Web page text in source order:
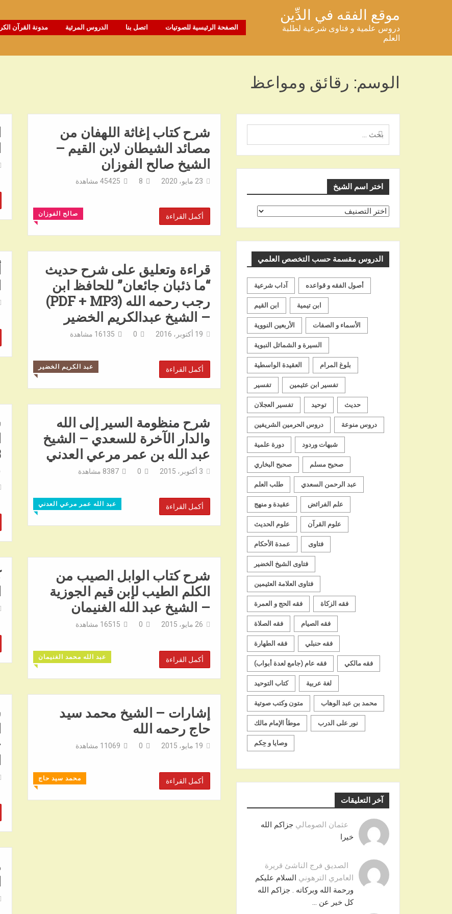
موقع الفقه في الدِّين
دروس علمية و فتاوى شرعية لطلبة
العلم
الصفحة الرئيسية للصوتيات اتصل بنا الدروس المرئية مدونة القرآن
الوسم: رقائق ومواعظ
شرح كتاب إغاثة اللهفان من
مصائد الشيطان لابن القيم –
الشيخ صالح الفوزان
23 مايو، 2020 8
45425 مشاهدة
صالح الفوزان
◥
أكمل القراءة
قراءة وتعليق على شرح حديث
“ما ذئبان جائعان” للحافظ ابن
رجب رحمه الله (PDF + MP3)
– الشيخ عبدالكريم الخضير
19 أكتوبر، 2016 0
16135 مشاهدة
عبد الكريم الخضير
◥
أكمل القراءة
شرح منظومة السير إلى الله
والدار الآخرة للسعدي – الشيخ
عبد الله بن عمر مرعي العدني
3 أكتوبر، 2015 0
8387 مشاهدة
عبد الله عمر مرعي العدني
◥
أكمل القراءة
شرح كتاب الوابل الصيب من
الكلم الطيب لإبن قيم الجوزية
– الشيخ عبد الله الغنيمان
26 مايو، 2015 0
16515 مشاهدة
عبد الله محمد الغنيمان
◥
أكمل القراءة
إشارات – الشيخ محمد سيد
حاج رحمه الله
19 مايو، 2015 0
11069 مشاهدة
محمد سيد حاج
◥
أكمل القراءة
البحث
عن
اختر اسم الشيخ
اختر
الدروس مقسمة حسب التخصص العلمي
آداب شرعية أصول الفقه و قواعده
ابن القيم ابن تيمية
الأربعين النووية الأسماء و الصفات
السيرة و الشمائل النبوية
العقيدة الواسطية بلوغ المرام
تفسير تفسير ابن عثيمين
تفسير العجلان توحيد حديث
دروس الحرمين الشريفين دروس منوعة
دورة علمية شبهات وردود
صحيح البخاري صحيح مسلم
طلب العلم عبد الرحمن السعدي
عقيدة و منهج علم الفرائض
علوم الحديث علوم القرآن
عمدة الأحكام فتاوى
فتاوى الشيخ الخضير
فتاوى العلامة العثيمين
فقه الحج و العمرة فقه الزكاة
فقه الصلاة فقه الصيام
فقه الطهارة فقه حنبلي
فقه عام (جامع لعدة أبواب) فقه مالكي
كتاب التوحيد لغة عربية
متون وكتب صوتية محمد بن عبد الوهاب
موطأ الإمام مالك نور على الدرب
وصايا و حِكم
آخر التعليقات
عثمان الصومالي جزاكم الله
خيرا
الصديق فرج الناشئ قريرة
العامري الترهوني السلام عليكم
ورحمة الله وبركاته . جزاكم الله
كل خير عن …